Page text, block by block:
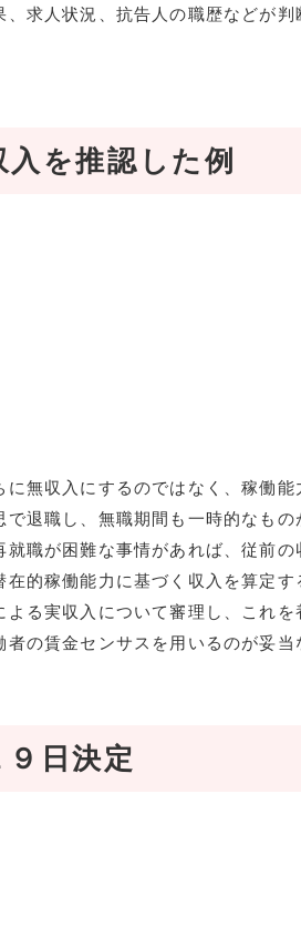
求人状況、抗告人の職歴などが判
を推認した例
無収入にするのではなく、稼働能
退職し、無職期間も一時的なもの
職が困難な事情があれば、従前の
的稼働能力に基づく収入を算定す
る実収入について審理し、これを
の賃金センサスを用いるのが妥当
日決定